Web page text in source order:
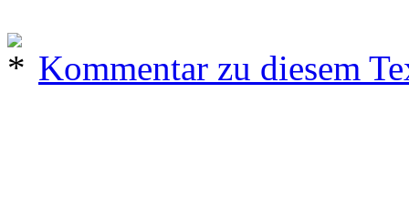
Kommentar zu diesem